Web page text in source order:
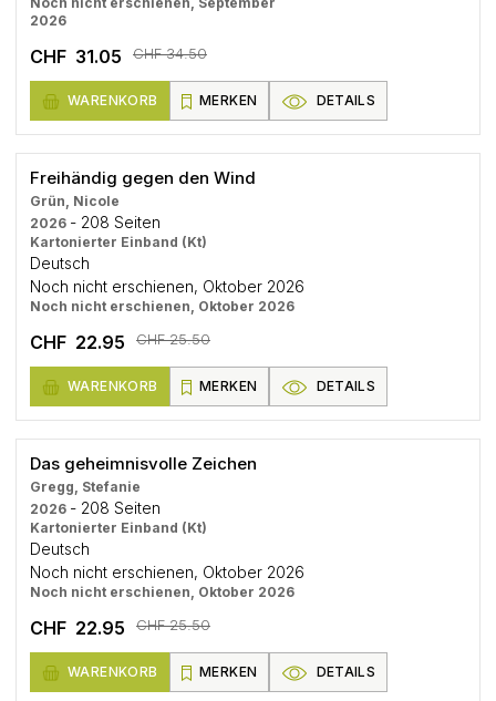
2026
CHF 31.05 CHF 34.50
WARENKORB MERKEN DETAILS
Freihändig gegen den Wind
Grün, Nicole
2026 - 208 Seiten
Kartonierter Einband (Kt)
Deutsch
Noch nicht erschienen, Oktober 2026
Noch nicht erschienen, Oktober 2026
CHF 22.95 CHF 25.50
WARENKORB MERKEN DETAILS
Das geheimnisvolle Zeichen
Gregg, Stefanie
2026 - 208 Seiten
Kartonierter Einband (Kt)
Deutsch
Noch nicht erschienen, Oktober 2026
Noch nicht erschienen, Oktober 2026
CHF 22.95 CHF 25.50
WARENKORB MERKEN DETAILS